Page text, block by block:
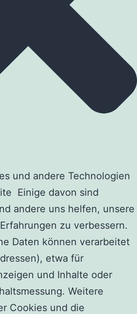
und andere Technologien
Einige davon sind
andere uns helfen, unsere
zu verbessern.
Daten können verarbeitet
etwa für
und Inhalte oder
Weitere
Cookies und die